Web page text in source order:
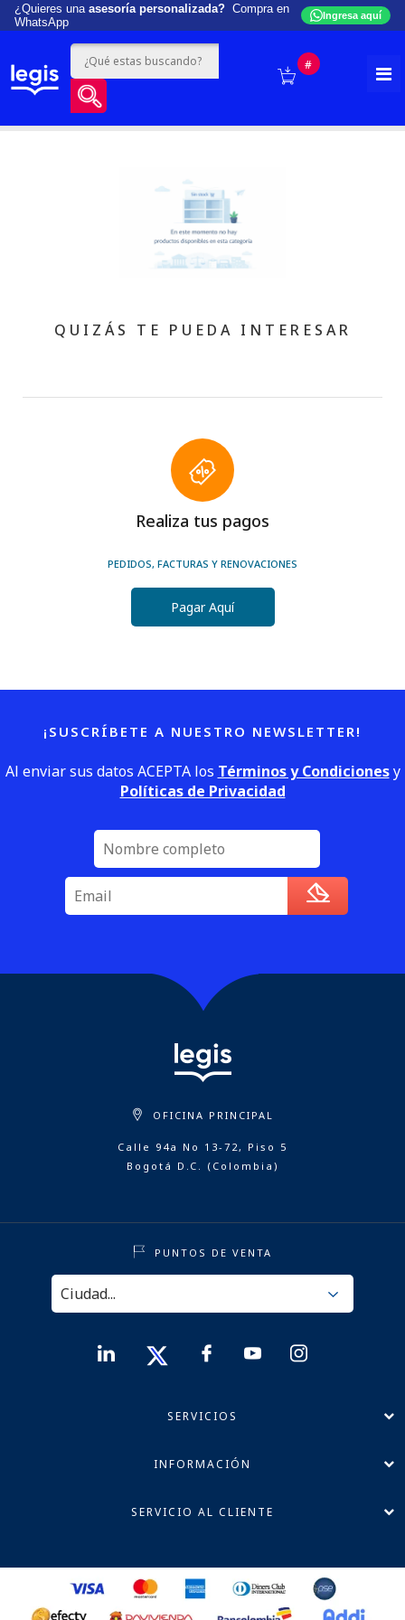
¿Quieres una asesoría personalizada? Compra en
WhatsApp
Ingresa aquí
#
QUIZÁS TE PUEDA INTERESAR
Realiza tus pagos
PEDIDOS, FACTURAS Y RENOVACIONES
Pagar Aquí
¡SUSCRÍBETE A NUESTRO NEWSLETTER!
Al enviar sus datos ACEPTA los Términos y Condicionesy
Políticas de Privacidad
OFICINA PRINCIPAL
Calle 94a No 13-72, Piso 5
Bogotá D.C. (Colombia)
PUNTOS DE VENTA
SERVICIOS
INFORMACIÓN
SERVICIO AL CLIENTE